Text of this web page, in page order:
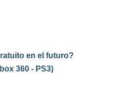
en el futuro?
360 - PS3)